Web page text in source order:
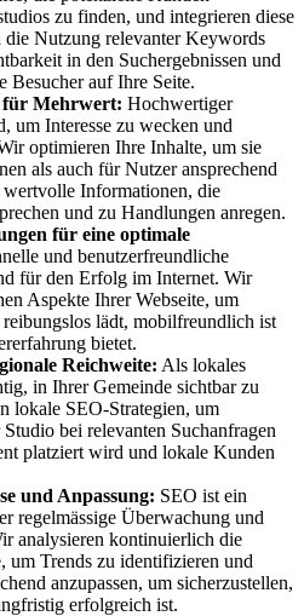
zu finden, und integrieren diese
Nutzung relevanter Keywords
in den Suchergebnissen und
Besucher auf Ihre Seite.
für Mehrwert: Hochwertiger
um Interesse zu wecken und
optimieren Ihre Inhalte, um sie
als auch für Nutzer ansprechend
wertvolle Informationen, die
und zu Handlungen anregen.
für eine optimale
und benutzerfreundliche
für den Erfolg im Internet. Wir
Aspekte Ihrer Webseite, um
reibungslos lädt, mobilfreundlich ist
bietet.
Reichweite: Als lokales
in Ihrer Gemeinde sichtbar zu
lokale SEO-Strategien, um
bei relevanten Suchanfragen
platziert wird und lokale Kunden
und Anpassung: SEO ist ein
regelmässige Überwachung und
analysieren kontinuierlich die
um Trends zu identifizieren und
anzupassen, um sicherzustellen,
erfolgreich ist.